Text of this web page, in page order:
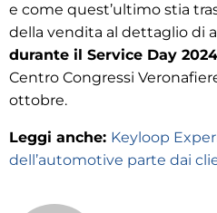
e come quest’ultimo stia
della vendita al dettaglio di
durante il Service Day 2024
Centro Congressi
ottobre.
Leggi anche: Keyloop
dell’automotive parte dai